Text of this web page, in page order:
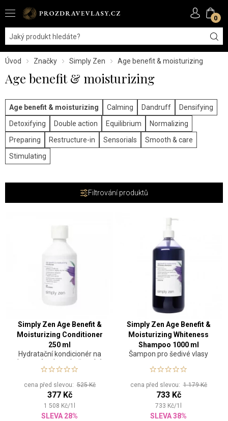
0
Úvod Značky Simply Zen Age benefit & moisturizing
Age benefit & moisturizing
Age benefit & moisturizing Calming Dandruff
Densifying
Detoxifying
Double action Equilibrium
Normalizing
Preparing
Restructure-in Sensorials
Smooth & care
Stimulating
Filtrování produktů
Simply Zen Age Benefit &
Moisturizing Conditioner
250 ml
Hydratační kondicionér na
barvené nebo mírně suché
vlasy
cena před slevou:525 Kč
377 Kč
1 508 Kč/1
SLEVA 28%
Simply Zen Age Benefit &
Moisturizing Whiteness
Shampoo 1000 ml
Šampon pro šedivé vlasy
cena před slevou:1 179 Kč
733 Kč
733 Kč/1
SLEVA 38%